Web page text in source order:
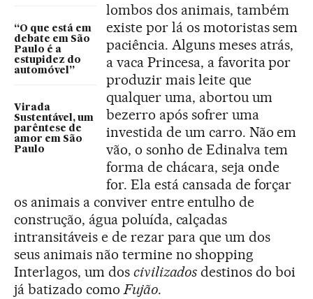
“O que está em
debate em São
Paulo é a
estupidez do
automóvel”
Virada
Sustentável, um
parêntese de
amor em São
Paulo
lombos dos animais, também
existe por lá os motoristas sem
paciência. Alguns meses atrás,
a vaca Princesa, a favorita por
produzir mais leite que
qualquer uma, abortou um
bezerro após sofrer uma
investida de um carro. Não em
vão, o sonho de Edinalva tem
forma de chácara, seja onde
for. Ela está cansada de forçar
os animais a conviver entre entulho de
construção, água poluída, calçadas
intransitáveis e de rezar para que um dos
seus animais não termine no shopping
Interlagos, um dos civilizados destinos do boi
já batizado comoFujão.